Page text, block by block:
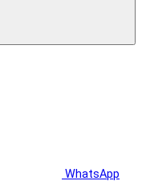
WhatsApp